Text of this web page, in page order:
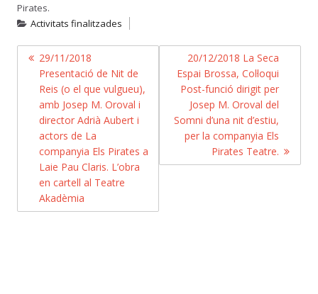
Pirates.
Activitats finalitzades
NAVEGACIÓ
D'ENTRADES
29/11/2018
Presentació de Nit de
Reis (o el que vulgueu),
amb Josep M. Oroval i
director Adrià Aubert i
actors de La
companyia Els Pirates a
Laie Pau Claris. L’obra
en cartell al Teatre
Akadèmia
20/12/2018 La Seca
Espai Brossa, Col·loqui
Post-funció dirigit per
Josep M. Oroval del
Somni d’una nit d’estiu,
per la companyia Els
Pirates Teatre.